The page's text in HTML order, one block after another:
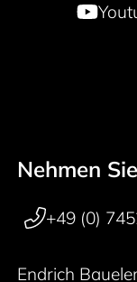
Footer navigation
Nehmen
+49 (0)
Endrich